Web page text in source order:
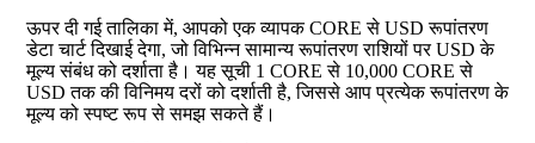
ऊपर दी गई तालिका में, आपको एक व्यापक CORE से USD रूपांतरण
डेटा चार्ट दिखाई देगा, जो विभिन्न सामान्य रूपांतरण राशियों पर USD के
मूल्य संबंध को दर्शाता है। यह सूची 1 CORE से 10,000 CORE से
USD तक की विनिमय दरों को दर्शाती है, जिससे आप प्रत्येक रूपांतरण के
मूल्य को स्पष्ट रूप से समझ सकते हैं।